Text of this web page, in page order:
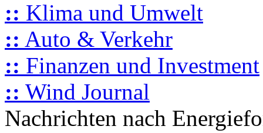
:: Klima und Umwelt
:: Auto & Verkehr
:: Finanzen und Investment
:: Wind Journal
Nachrichten nach